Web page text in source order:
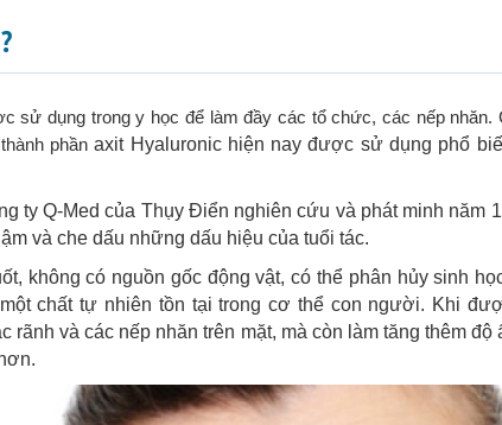
sử dụng trong y học để làm đầy các tổ chức, các nếp nhăn.
phầnaxit Hyaluronic hiện nay được sử dụng phổ
ty Q-Med của Thụy Điển nghiên cứu và phát minh năm
và che dấu những dấu hiệu của tuổi tác.
không có nguồn gốc động vật, có thể phân hủy sinh
chất tự nhiên tồn tại trong cơ thể con người. Khi
rãnh và các nếp nhăn trên mặt, mà còn làm tăng thêm